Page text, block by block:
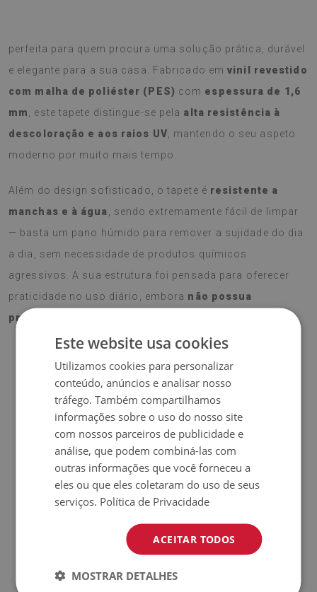
perfeita para quem procura uma solução prática, durável
e elegante para a sua casa. Fabricado emvinil revestido
com malha de poliéster (PES) com espessura de 1,6
mm
, este tapete distingue-se pela alta resistência à
descoloração e aos raios UV , mantendo o seu aspeto
moderno por muito mais tempo.
Além do design sofisticado, o tapete é resistente a
manchas e à água
, sendo extremamente fácil de limpar
— basta um pano húmido para remover a sujidade do dia
a dia, sem necessidade de produtos químicos
agressivos. A sua estrutura foi pensada para oferecer
praticidade no uso diário, embora não possua
propriedades antiderrapantes
Vinil revestido com malha de poliéster (PES).
Espessura: 1,6 mm.
Alta resistência a descoloração e raios UV.
Os tapetes não são antiderrapantes
Por favor, lembre-se de que danos decorrentes do uso ao
Este website usa cookies
Utilizamos cookies para personalizar
conteúdo, anúncios e analisar nosso
tráfego. Também compartilhamos
informações sobre o uso do nosso site
com nossos parceiros de publicidade e
análise, que podem combiná-las com
outras informações que você forneceu a
eles ou que eles coletaram do uso de seus
serviços. Política de Privacidade
ACEITAR TODOS
MOSTRAR DETALHES